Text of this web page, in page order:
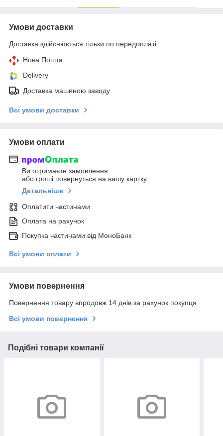
Умови доставки
Доставка здійснюється тільки по передоплаті.
Нова Пошта
Delivery
Доставка машиною заводу
Всі умови доставки
Умови оплати
Ви отримаєте замовлення
або гроші повернуться на вашу картку
Детальніше
Оплатити частинами
Оплата на рахунок
Покупка частинами від МоноБанк
Всі умови оплати
Умови повернення
Повернення товару впродовж 14 днів за рахунок покупця
Всі умови повернення
Подібні товари компанії